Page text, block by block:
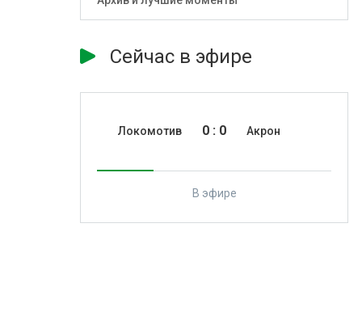
Сейчас в эфире
Локомотив Акрон
0 : 0
В эфире